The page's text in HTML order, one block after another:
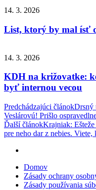
14. 3. 2026
List, ktorý by mal ísť
14. 3. 2026
KDH na križovatke:
byť internou vecou
Navigácia
v
článku
Predchádzajúci článokDrsný
Veslárovú! Prišlo
Ďalší článokKrajniak: Ešteže
pre neho dar z nebies.
Domov
Zásady ochrany
Zásady používania